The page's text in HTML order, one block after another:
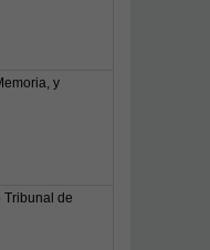
y
Tribunal de